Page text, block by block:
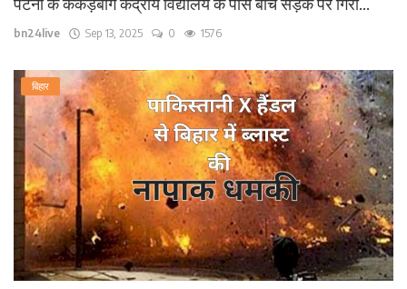
पटना के कंकड़बाग केंद्रीय विद्यालय के पास बीच सड़क पर गिरा...
bn24live Sep 13, 2025 0 1576
बिहार